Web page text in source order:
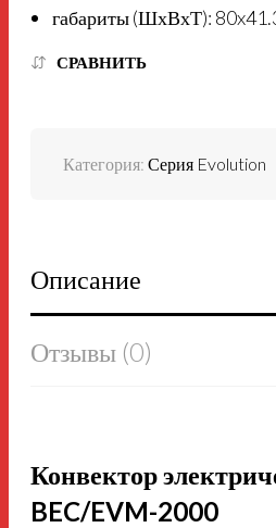
габариты (ШхВхТ):
СРАВНИТЬ
Категория:Серия Evolution
Описание
Отзывы (0)
Конвектор
BEC/EVM-2000